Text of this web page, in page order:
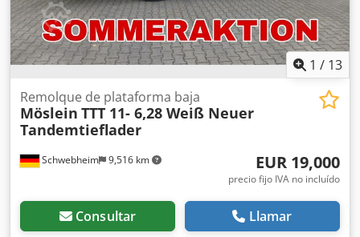
mm, 2 cajas de herramientas, marcado de contorno según
normativa, incluye indicadores de carga por eje.
Suplemento por: pared frontal de acero galvanizado: 500
€. -- Sujeto a errores tipográficos, omisiones y
modificaciones. Imágenes de muestra. Más datos en: ! Más
detalles en: ! Crodszr R Utjpfx Adrjf
1 / 13
Schwebheim 9,516 km
Remolque de plataforma baja
Möslein TTT 11- 6,28 Weiß Neuer
Tandemtieflader
EUR 19,000
precio fijo IVA no incluído
Consultar Llamar